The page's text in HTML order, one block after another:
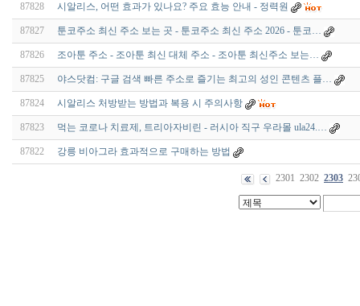
87828 시알리스, 어떤 효과가 있나요? 주요 효능 안내 - 정력원
87827 툰코주소 최신 주소 보는 곳 - 툰코주소 최신 주소 2026 - 툰코…
87826 조아툰 주소 - 조아툰 최신 대체 주소 - 조아툰 최신주소 보는…
87825 야스닷컴: 구글 검색 빠른 주소로 즐기는 최고의 성인 콘텐츠 플…
87824 시알리스 처방받는 방법과 복용 시 주의사항
87823 먹는 코로나 치료제, 트리아자비린 - 러시아 직구 우라몰 ula24.…
87822 강릉 비아그라 효과적으로 구매하는 방법
2301 2302 2303